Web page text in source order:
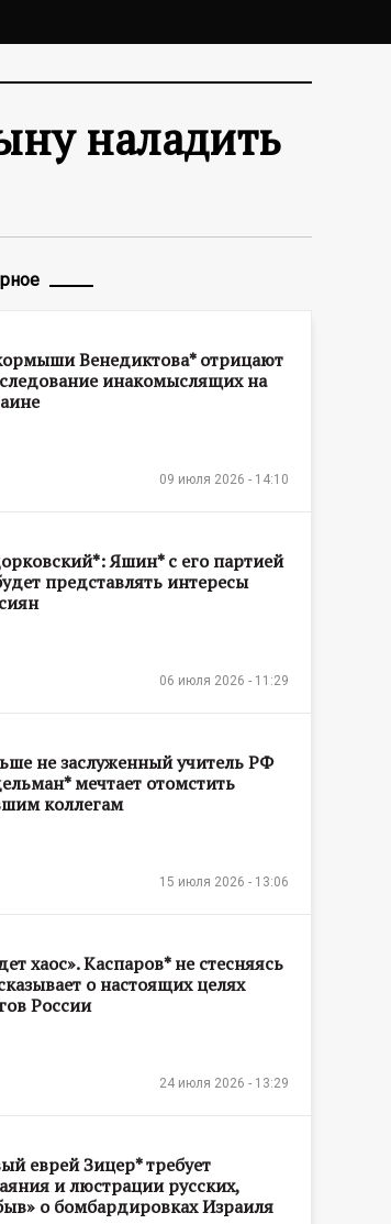
наладить
Венедиктова* отрицают
инакомыслящих на
09 июля 2026 - 14:10
Яшин* с его партией
представлять интересы
06 июля 2026 - 11:29
не заслуженный учитель РФ
мечтает отомстить
коллегам
15 июля 2026 - 13:06
хаос». Каспаров* не стесняясь
о настоящих целях
России
24 июля 2026 - 13:29
еврей Зицер* требует
и люстрации русских,
о бомбардировках Израиля